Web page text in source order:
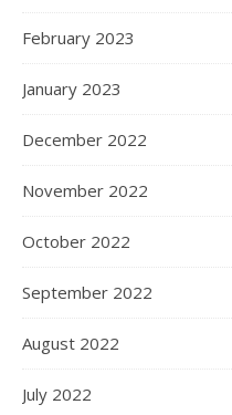
February 2023
January 2023
December 2022
November 2022
October 2022
September 2022
August 2022
July 2022